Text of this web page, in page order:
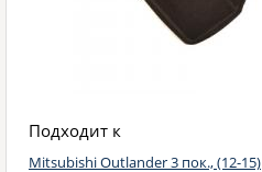
Подходит к
Mitsubishi Outlander 3 пок., (12-15)